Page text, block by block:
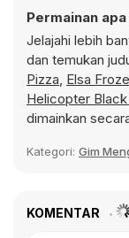
Permainan
Jelajahi lebih
dan temukan
Pizza, Elsa
Helicopter
dimainkan
Kategori: Gim
KOMENTAR